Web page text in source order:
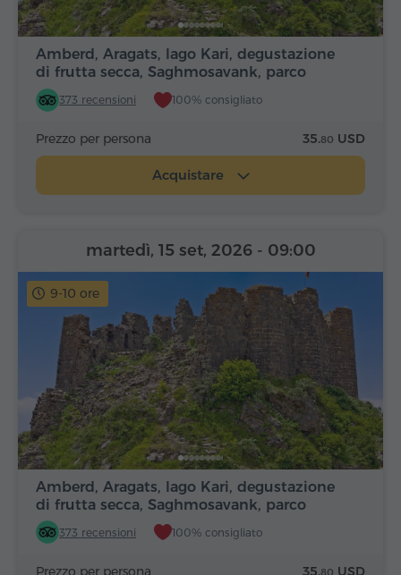
Amberd, Aragats, lago Kari, degustazione
di frutta secca, Saghmosavank, parco
Alfabeto
373 recensioni 100% consigliato
Prezzo per persona 35.80 USD
Acquistare
9-10 ore
Amberd, Aragats, lago Kari, degustazione
di frutta secca, Saghmosavank, parco
Alfabeto
373 recensioni 100% consigliato
martedì, 15 set, 2026 - 09:00
Prezzo per persona 35.80 USD